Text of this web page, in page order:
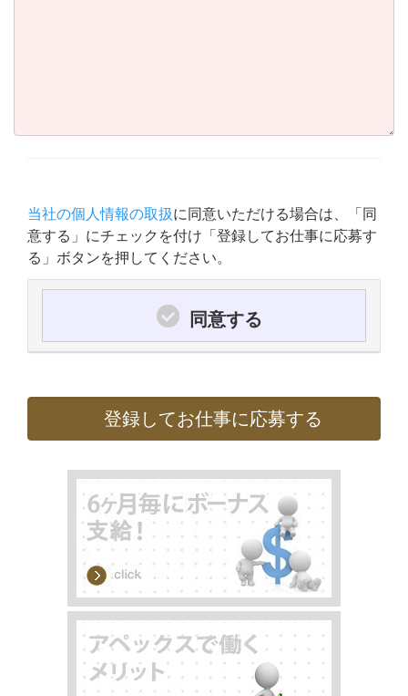
当社の個人情報の取扱に同意いただける場合は、「同
意する」にチェックを付け「登録してお仕事に応募す
る」ボタンを押してください。
同意する